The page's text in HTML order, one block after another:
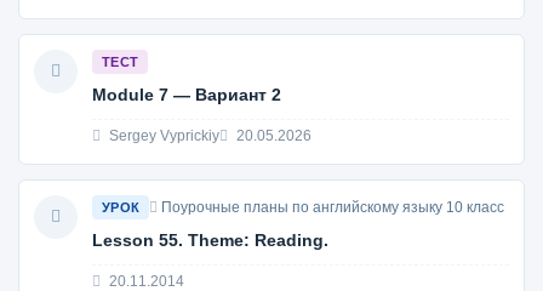
ТЕСТ
Module 7 — Вариант 2
Sergey Vyprickiy 20.05.2026
УРОК Поурочные планы по английскому языку 10 класс
Lesson 55. Theme: Reading.
20.11.2014